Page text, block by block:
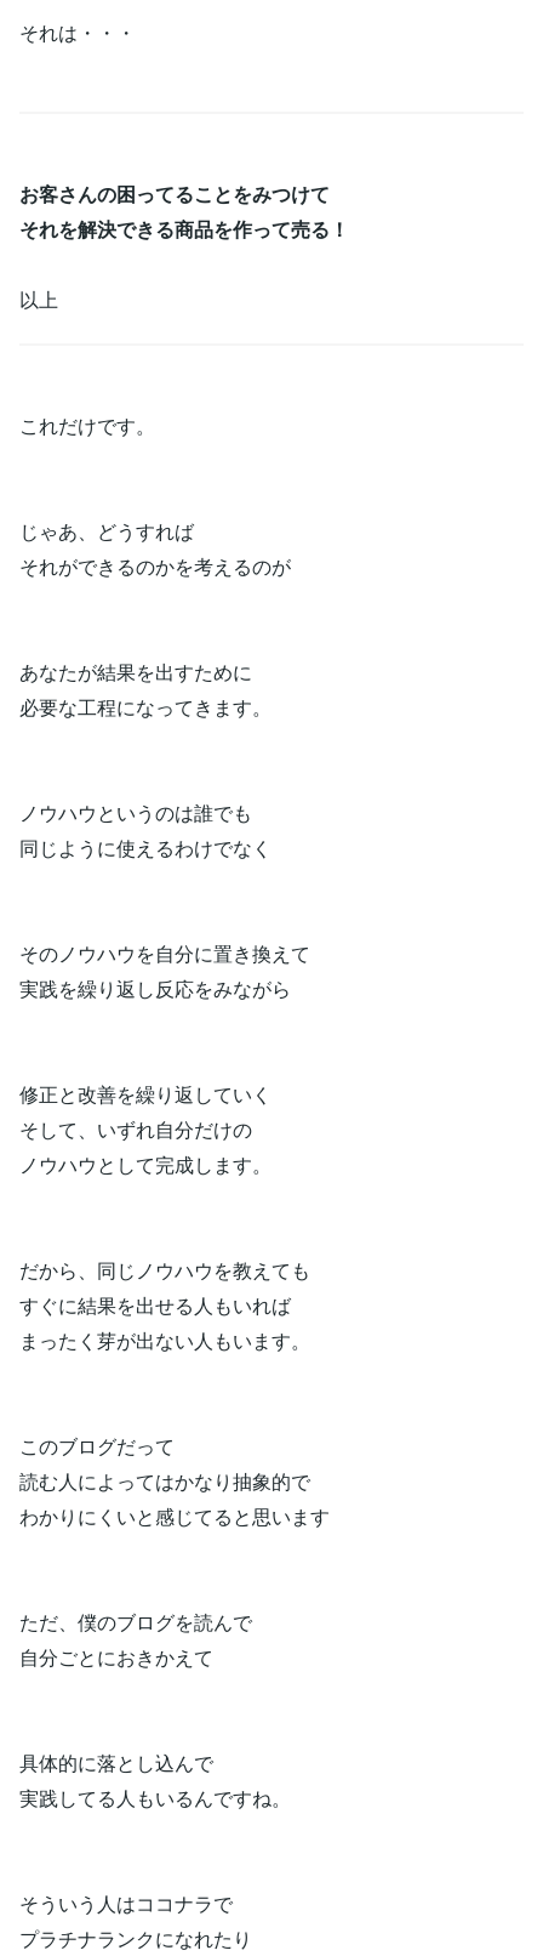
それは・・・
お客さんの困ってることをみつけて
それを解決できる商品を作って売る！
以上
これだけです。
じゃあ、どうすれば
それができるのかを考えるのが
あなたが結果を出すために
必要な工程になってきます。
ノウハウというのは誰でも
同じように使えるわけでなく
そのノウハウを自分に置き換えて
実践を繰り返し反応をみながら
修正と改善を繰り返していく
そして、いずれ自分だけの
ノウハウとして完成します。
だから、同じノウハウを教えても
すぐに結果を出せる人もいれば
まったく芽が出ない人もいます。
このブログだって
読む人によってはかなり抽象的で
わかりにくいと感じてると思います
ただ、僕のブログを読んで
自分ごとにおきかえて
具体的に落とし込んで
実践してる人もいるんですね。
そういう人はココナラで
プラチナランクになれたり